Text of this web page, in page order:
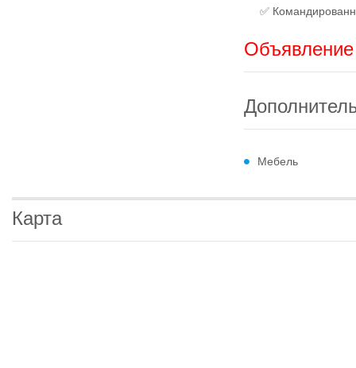
✅
Объявление
Мебель
Карта